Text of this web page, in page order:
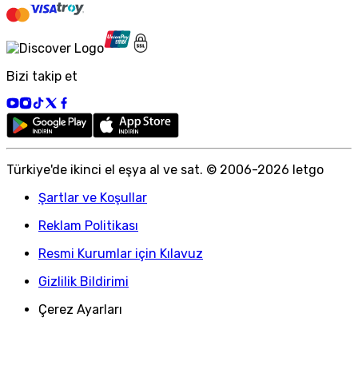
Bizi takip et
Türkiye'de ikinci el eşya al ve sat. © 2006-2026 letgo
Şartlar ve Koşullar
Reklam Politikası
Resmi Kurumlar için Kılavuz
Gizlilik Bildirimi
Çerez Ayarları